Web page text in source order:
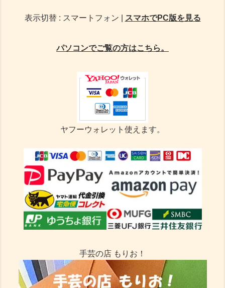
表示切替 : スマートフォン | スマホでPC版を見る
パソコンでご覧の方はこちら。
ヤフーウォレット使えます。
手芸の店 もりお！